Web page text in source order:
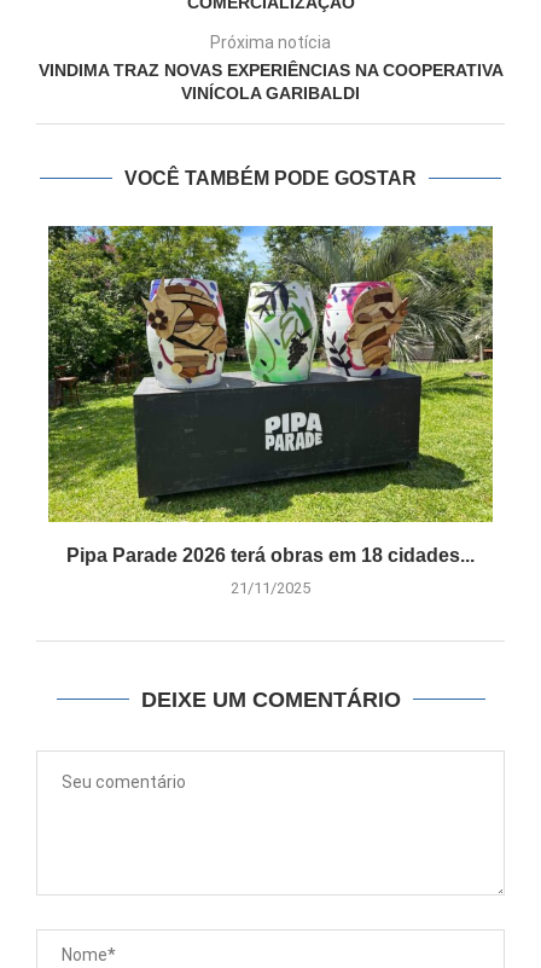
Próxima notícia
VINDIMA TRAZ NOVAS EXPERIÊNCIAS NA COOPERATIVA
VINÍCOLA GARIBALDI
VOCÊ TAMBÉM PODE GOSTAR
Pipa Parade 2026 terá obras em 18 cidades...
21/11/2025
DEIXE UM COMENTÁRIO